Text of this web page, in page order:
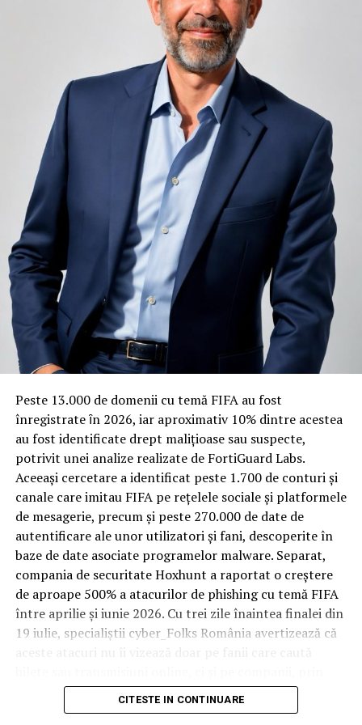
adiacent rămâne una dintre cele mai frecvente
nemulțumiri semnalate de oaspeți în recenziile online,
chiar și la unități altfel apreciate pentru servicii și
locație. De multe ori, oaspeții nu identifică pardoseala
drept sursa reală a problemei, ci descriu simplu senzația
de spațiu zgomotos sau agitat.
Pardoseala joacă un rol important în absorbția acestor
sunete, mai ales în zonele de trecere frecventă dintre
cameră și baie sau dintre pat și fereastră. Un material cu
proprietăți fonoabsorbante bune reduce transmiterea
zgomotului către camerele vecine și către etajele
inferioare, un aspect esențial mai ales în clădirile mai
vechi, cu structuri care nu au fost proiectate inițial
pentru izolare fonică performantă.
Rotația rapidă a oaspeților cere
materiale rezistente
Spre diferență de o locuință obișnuită, o cameră de hotel
trece printr-un ciclu de utilizare intensă: oaspeți diferiți,
bagaje trase pe roți, curățenie zilnică, uneori mai multe
rezervări consecutive în aceeași săptămână. Această
frecvență ridicată de utilizare pune presiune reală pe
orice suprafață, iar pardoseala este printre primele
elemente afectate vizibil, mai ales în zona din jurul
patului și a ușii de acces.
În etapa de renovare sau construcție, administratorii
care iau în calcul mocheta trafic intenspentru zonele
cu rotație mare reduc riscul de uzură prematură și de
decolorare vizibilă în punctele de trecere frecventă. Este
o decizie care ține mai puțin de stil și mai mult de
după primele sezoane de utilizare intensă.
Peste 13.000 de domenii cu temă FIFA au fost
înregistrate ȋn 2026, iar aproximativ 10% dintre acestea
au fost identificate drept malițioase sau suspecte,
potrivit unei analize realizate de FortiGuard Labs.
Aceeași cercetare a identificat peste 1.700 de conturi și
canale care imitau FIFA pe rețelele sociale și platformele
de mesagerie, precum și peste 270.000 de date de
autentificare ale unor utilizatori și fani, descoperite în
baze de date asociate programelor malware. Separat,
compania de securitate Hoxhunt a raportat o creștere
de aproape 500% a atacurilor de phishing cu temă FIFA
între aprilie și iunie 2026. Cu trei zile înaintea finalei din
19 iulie, specialiștii cyber_Folks România avertizează că
conturile, dispozitivele și infrastructura digitală
utilizate de angajați.
CITESTE IN CONTINUARE